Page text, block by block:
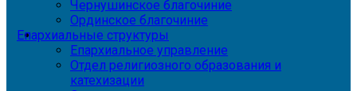
Чернушинское благочиние
Ординское благочиние
Епархиальные структуры
Епархиальное управление
Отдел религиозного образования и
катехизации